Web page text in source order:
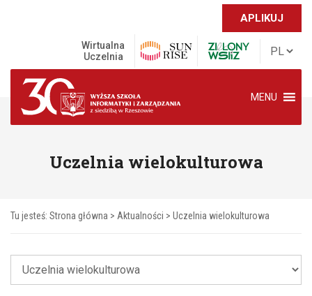
APLIKUJ
Wirtualna
Uczelnia
MENU
Uczelnia wielokulturowa
Tu jesteś: Strona główna > Aktualności > Uczelnia wielokulturowa